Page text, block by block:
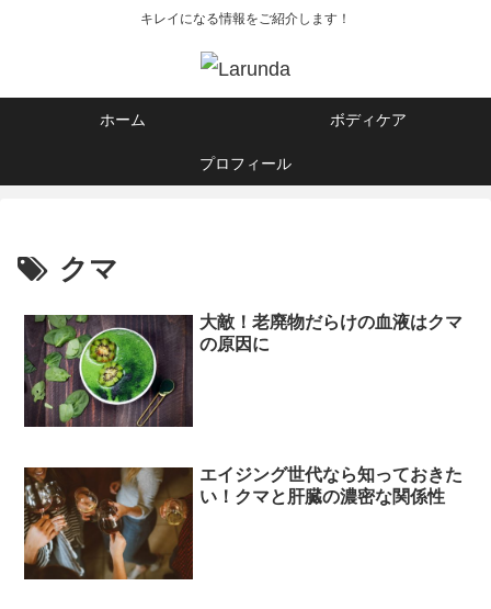
キレイになる情報をご紹介します！
ホーム ボディケア
プロフィール
クマ
大敵！老廃物だらけの血液はクマ
の原因に
エイジング世代なら知っておきた
い！クマと肝臓の濃密な関係性